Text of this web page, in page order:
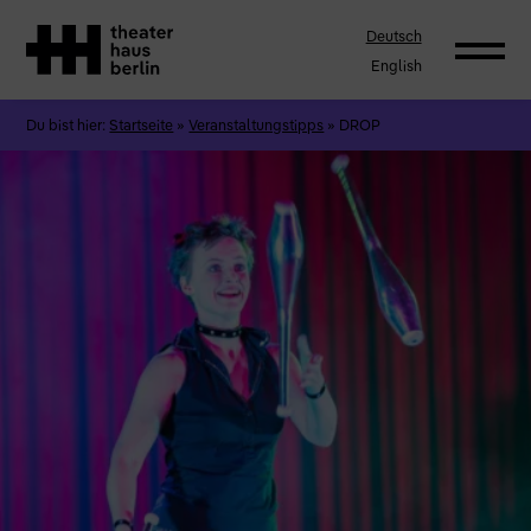
Deutsch
English
Du bist hier: Startseite »Veranstaltungstipps » DROP